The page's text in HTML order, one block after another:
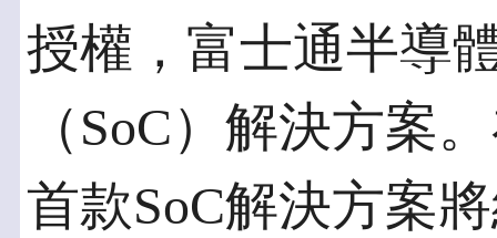
授權，富士通半導
（SoC）解決方案
首款SoC解決方案